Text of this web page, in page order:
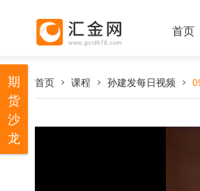
首页
首页 课程 孙建发每日视频
期
货
沙
龙